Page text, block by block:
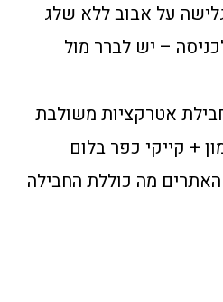
על אבוב ללא שלג
– יש לברר מול
אטרקציות משולבת
+ קייקי כפר בלום
מה כוללת החבילה